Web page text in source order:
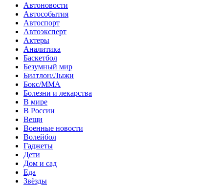
Автоновости
Автособытия
Автоспорт
Автоэксперт
Актеры
Аналитика
Баскетбол
Безумный мир
Биатлон/Лыжи
Бокс/MMA
Болезни и лекарства
В мире
В России
Вещи
Военные новости
Волейбол
Гаджеты
Дети
Дом и сад
Еда
Звёзды